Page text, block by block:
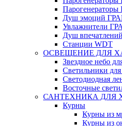
Душ эмоций
Увлажнители
Душ
Станции WDT
ОСВЕЩЕНИЕ ДЛЯ
Звездное небо
Светильники
Светодиодная
Восточные
САНТЕХНИКА ДЛЯ
Курны
Курны из
Курны из